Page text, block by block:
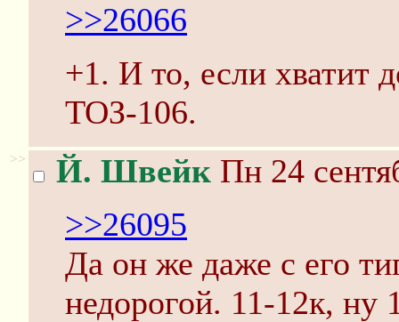
>>26066
+1. И то, если хватит
ТОЗ-106.
>> Й. Швейк Пн 24
>>26095
Да он же даже с его
недорогой. 11-12к, ну